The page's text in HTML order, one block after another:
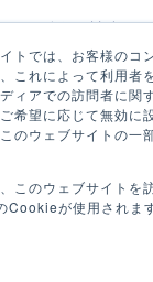
トでは、お客様の
これによって利用者
ィアでの訪問者に
希望に応じて無効
のウェブサイトの
このウェブサイトを
Cookieが使用されます
採用情報
新卒採用
キャリア
社員の声
プロジェ